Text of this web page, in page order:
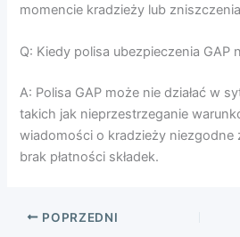
momencie kradzieży lub
Q: Kiedy polisa ubezpieczenia GAP
A: Polisa GAP może nie działać w
takich jak nieprzestrzeganie
wiadomości o kradzieży niezgodne
brak płatności składek.
POPRZEDNI